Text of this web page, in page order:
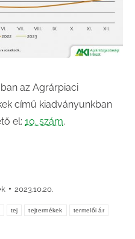
az Agrárpiaci
című kiadványunkban
el: 10. szám.
2023.10.20.
tej tejtermékek termelői ár